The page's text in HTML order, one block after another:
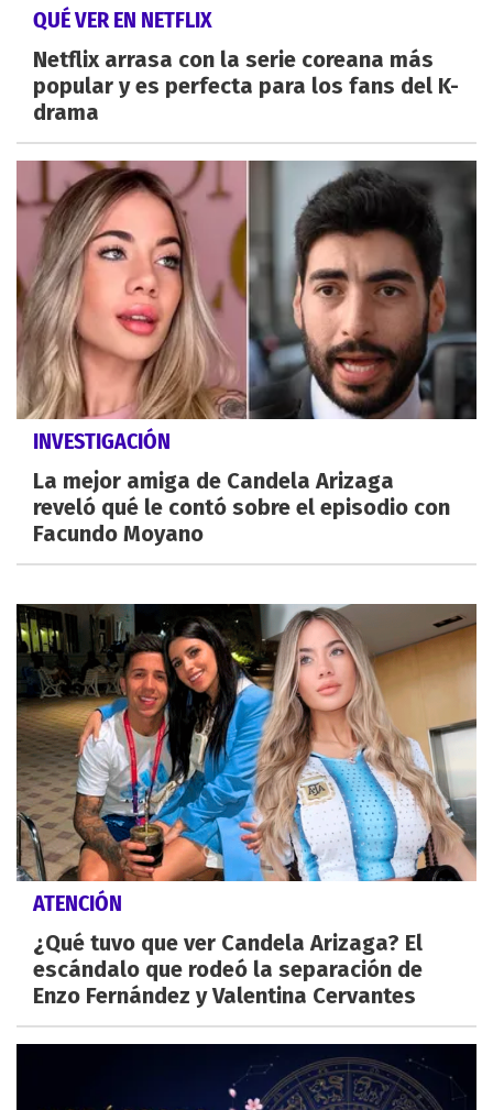
QUÉ VER EN NETFLIX
Netflix arrasa con la serie coreana más
popular y es perfecta para los fans del K-
drama
INVESTIGACIÓN
La mejor amiga de Candela Arizaga
reveló qué le contó sobre el episodio con
Facundo Moyano
ATENCIÓN
¿Qué tuvo que ver Candela Arizaga? El
escándalo que rodeó la separación de
Enzo Fernández y Valentina Cervantes